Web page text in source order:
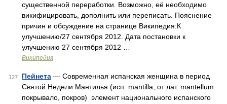
существенной переработки. Возможно, её необходимо
викифицировать, дополнить или переписать. Пояснение
причин и обсуждение на странице Википедия:К
улучшению/27 сентября 2012. Дата постановки к
улучшению 27 сентября 2012 …
Википедия
127 Пейнета — Современная испанская женщина в период
Святой Недели Мантилья (исп. mantilla, от лат. mantellum
покрывало, покров) элемент национального испанского